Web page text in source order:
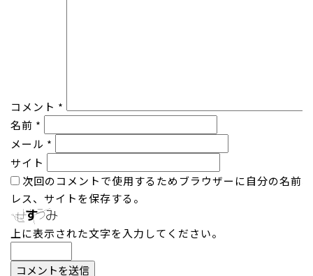
コメント *
名前 *
メール *
サイト
次回のコメントで使用するためブラウザーに自分の名前
レス、サイトを保存する。
上に表示された文字を入力してください。